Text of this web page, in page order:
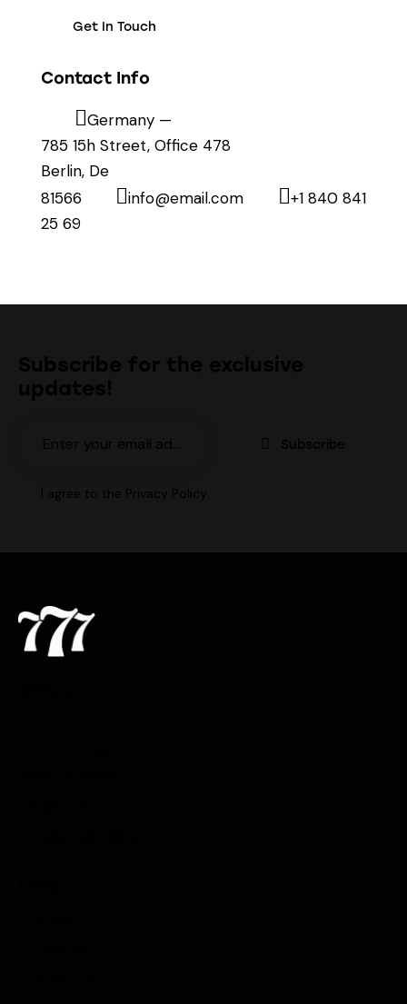
Contact Info
Germany —
785 15h Street, Office 478
Berlin, De
81566
info@email.com
+1 840 841
25 69